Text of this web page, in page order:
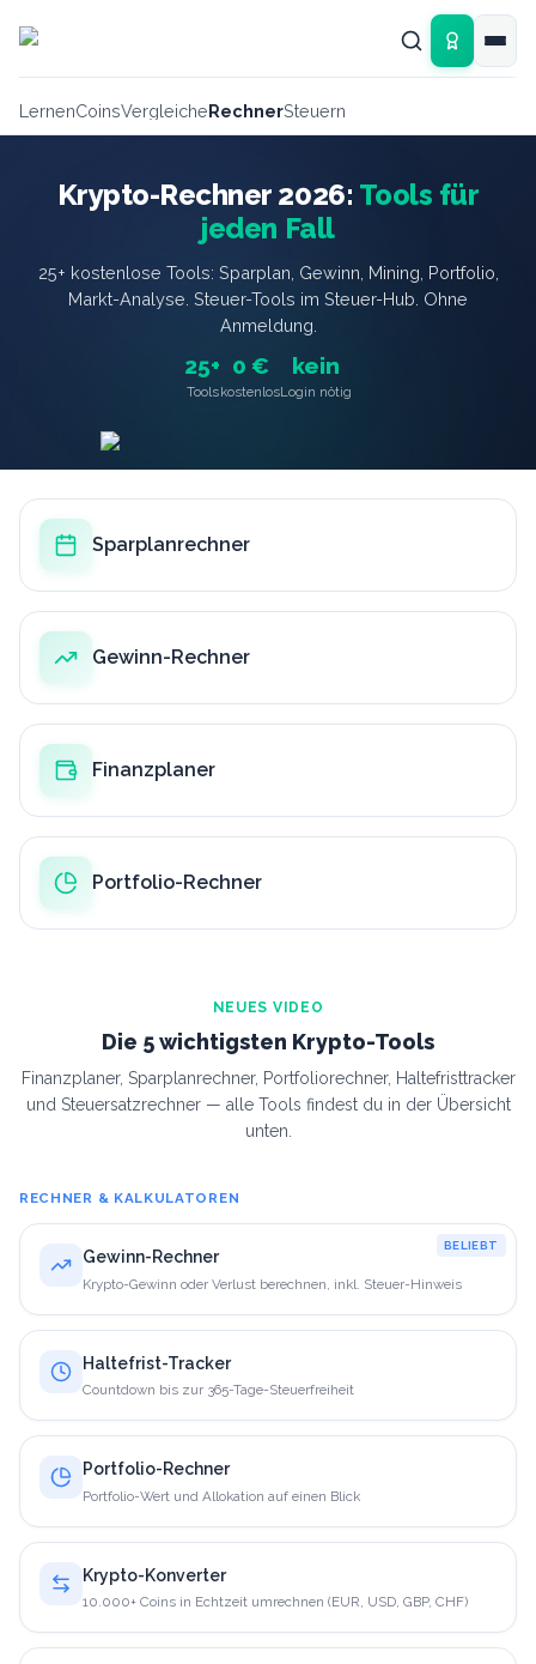
LernenCoinsVergleicheRechnerSteuern
Krypto-Rechner 2026: Tools für
jeden Fall
25+ kostenlose Tools: Sparplan, Gewinn, Mining, Portfolio,
Markt-Analyse. Steuer-Tools im Steuer-Hub. Ohne
Anmeldung.
25+
Tools
0 €
kostenlos
kein
Login nötig
Sparplanrechner
Gewinn-Rechner
Finanzplaner
Portfolio-Rechner
NEUES VIDEO
Die 5 wichtigsten Krypto-Tools
Finanzplaner, Sparplanrechner, Portfoliorechner, Haltefristtracker
und Steuersatzrechner — alle Tools findest du in der Übersicht
unten.
RECHNER & KALKULATOREN
BELIEBT
Gewinn-Rechner
Krypto-Gewinn oder Verlust berechnen, inkl. Steuer-Hinweis
Haltefrist-Tracker
Countdown bis zur 365-Tage-Steuerfreiheit
Portfolio-Rechner
Portfolio-Wert und Allokation auf einen Blick
Krypto-Konverter
10.000+ Coins in Echtzeit umrechnen (EUR, USD, GBP, CHF)